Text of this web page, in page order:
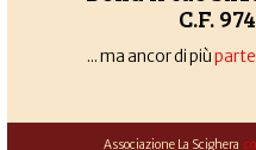
C.F.
... ma ancor di più
Associazione La Scighera